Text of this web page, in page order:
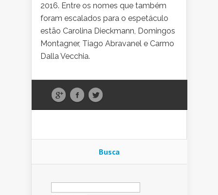
2016. Entre os nomes que também
foram escalados para o espetáculo
estão Carolina Dieckmann, Domingos
Montagner, Tiago Abravanel e Carmo
Dalla Vecchia.
Busca
Pesquisar
por: